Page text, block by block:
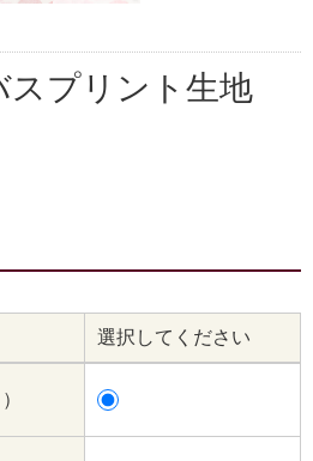
プリント生地
選択してください